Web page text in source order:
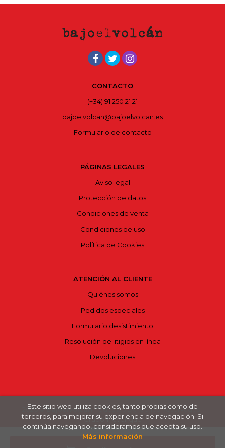
CONTACTO
(+34) 91 250 21 21
bajoelvolcan@bajoelvolcan.es
Formulario de contacto
PÁGINAS LEGALES
Aviso legal
Protección de datos
Condiciones de venta
Condiciones de uso
Política de Cookies
ATENCIÓN AL CLIENTE
Quiénes somos
Pedidos especiales
Formulario desistimiento
Resolución de litigios en línea
Devoluciones
2026 ©Bajoelvolcán . Todos los Derechos Reservados |
Grupo Trevenque
Este sitio web utiliza cookies, tanto propias como de
terceros, para mejorar su experiencia de navegación. Si
continúa navegando, consideramos que acepta su uso.
Más información